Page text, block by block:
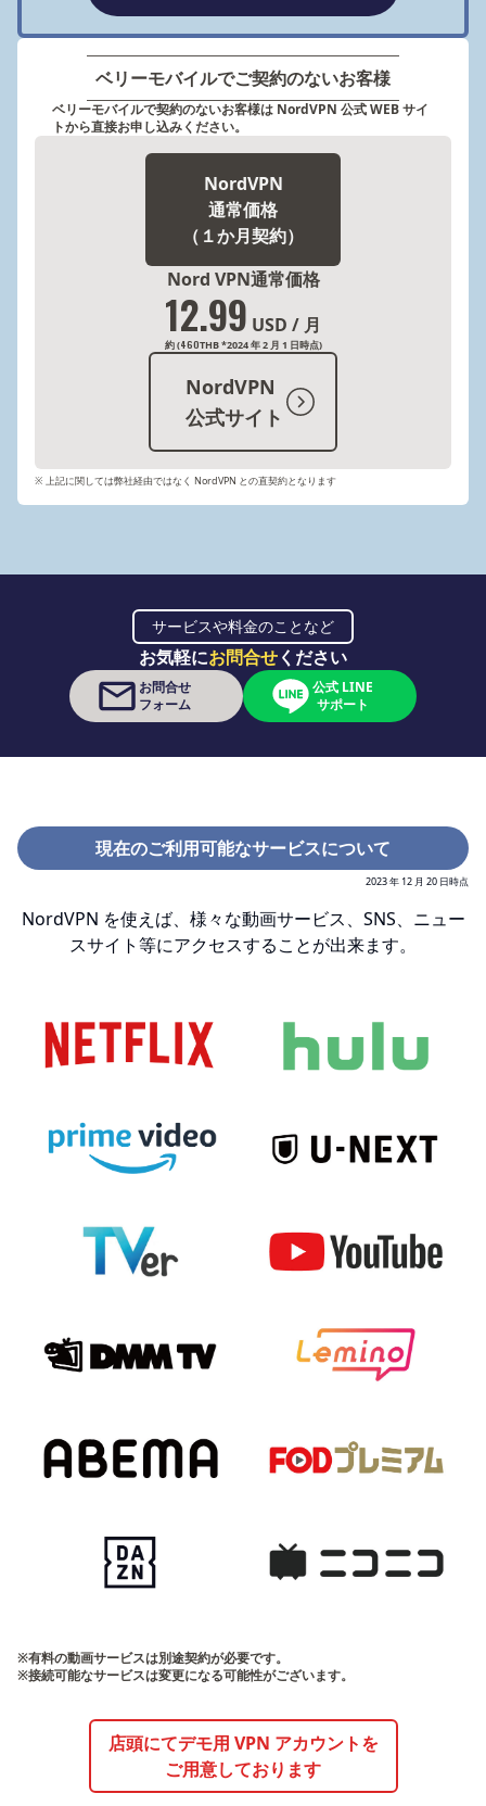
ベリーモバイルでご契約のないお客様
ベリーモバイルで契約のないお客様は NordVPN 公式 WEB サイ
トから直接お申し込みください。
NordVPN
通常価格
（１か月契約）
Nord VPN通常価格
12.99 USD / 月
約 (460THB *2024 年 2 月 1 日時点)
NordVPN
公式サイト
※ 上記に関しては弊社経由ではなく NordVPN との直契約となります
サービスや料金のことなど
お気軽にお問合せください
お問合せ
フォーム
公式 LINE
サポート
現在のご利用可能なサービスについて
2023 年 12 月 20 日時点
NordVPN を使えば、様々な動画サービス、SNS、ニュー
スサイト等にアクセスすることが出来ます。
※有料の動画サービスは別途契約が必要です。
※接続可能なサービスは変更になる可能性がございます。
店頭にてデモ用 VPN アカウントを
ご用意しております